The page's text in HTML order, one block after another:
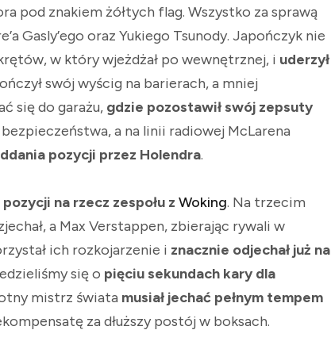
pod znakiem żółtych flag. Wszystko za sprawą
Gasly’ego oraz Yukiego Tsunody. Japończyk nie
w który wjeżdżał po wewnętrznej, i uderzył
swój wyścig na barierach, a mniej
się do garażu, gdzie pozostawił swój zepsuty
a na linii radiowej McLarena
pozycji przez Holendra.
na rzecz zespołu z Woking. Na trzecim
a Max Verstappen, zbierając rywali w
ich rozkojarzenie i znacznie odjechał już na
się o pięciu sekundach kary dla
mistrz świata musiał jechać pełnym tempem
za dłuższy postój w boksach.